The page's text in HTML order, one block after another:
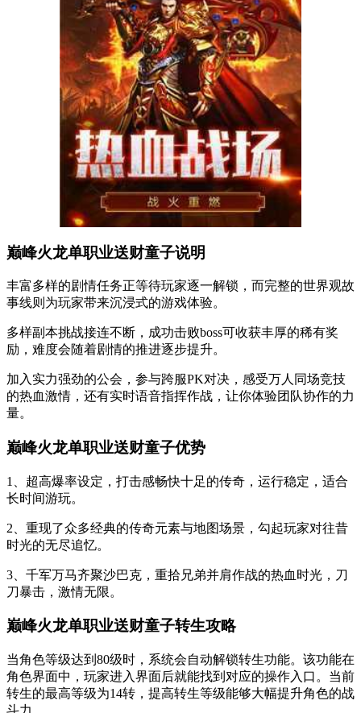
巅峰火龙单职业送财童子说明
丰富多样的剧情任务正等待玩家逐一解锁，而完整的世界观故
事线则为玩家带来沉浸式的游戏体验。
多样副本挑战接连不断，成功击败boss可收获丰厚的稀有奖
励，难度会随着剧情的推进逐步提升。
加入实力强劲的公会，参与跨服PK对决，感受万人同场竞技
的热血激情，还有实时语音指挥作战，让你体验团队协作的力
量。
巅峰火龙单职业送财童子优势
1、超高爆率设定，打击感畅快十足的传奇，运行稳定，适合
长时间游玩。
2、重现了众多经典的传奇元素与地图场景，勾起玩家对往昔
时光的无尽追忆。
3、千军万马齐聚沙巴克，重拾兄弟并肩作战的热血时光，刀
刀暴击，激情无限。
巅峰火龙单职业送财童子转生攻略
当角色等级达到80级时，系统会自动解锁转生功能。该功能在
角色界面中，玩家进入界面后就能找到对应的操作入口。当前
转生的最高等级为14转，提高转生等级能够大幅提升角色的战